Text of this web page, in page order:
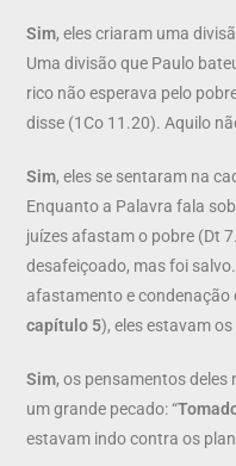
Sim, eles criaram uma
Uma divisão que Paulo
rico não esperava pelo
disse (1Co 11.20). Aquilo
Sim, eles se sentaram na
Enquanto a Palavra fala
juízes afastam o pobre (Dt
desafeiçoado, mas foi
afastamento e condenação
capítulo 5), eles estavam
Sim, os pensamentos
um grande pecado: “
estavam indo contra os